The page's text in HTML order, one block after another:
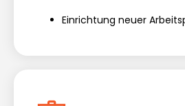
Einrichtung neuer